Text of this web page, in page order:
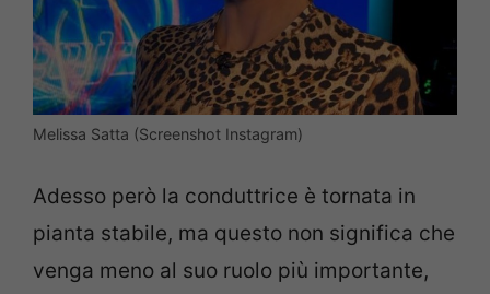
Melissa Satta (Screenshot Instagram)
Adesso però la conduttrice è tornata in
pianta stabile, ma questo non significa che
venga meno al suo ruolo più importante,